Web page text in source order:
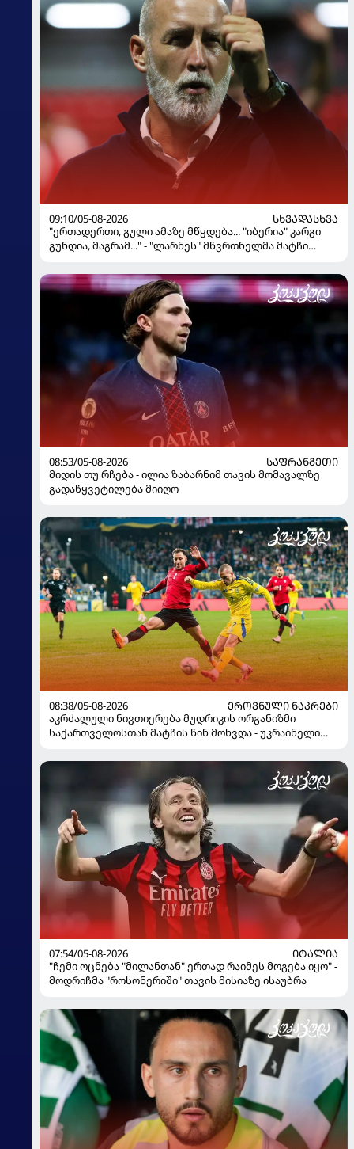
09:10/05-08-2026
ᲡᲮᲕᲐᲓᲐᲡᲮᲕᲐ
"ერთადერთი, გული ამაზე მწყდება... "იბერია" კარგი
გუნდია, მაგრამ..." - "ლარნეს" მწვრთნელმა მატჩი
მოჰყავს
08:53/05-08-2026
ᲡᲐᲤᲠᲐᲜᲒᲔᲗᲘ
მიდის თუ რჩება - ილია ზაბარნიმ თავის მომავალზე
გადაწყვეტილება მიიღო
08:38/05-08-2026
ᲔᲠᲝᲕᲜᲣᲚᲘ ᲜᲐᲙᲠᲔᲑᲘ
აკრძალული ნივთიერება მუდრიკის ორგანიზმი
საქართველოსთან მატჩის წინ მოხვდა - უკრაინელი
ინფორმაციას ავრცელებს
07:54/05-08-2026
ᲘᲢᲐᲚᲘᲐ
"ჩემი ოცნება "მილანთან" ერთად რაიმეს მოგება იყო" -
მოდრიჩმა "როსონერიში" თავის მისიაზე ისაუბრა